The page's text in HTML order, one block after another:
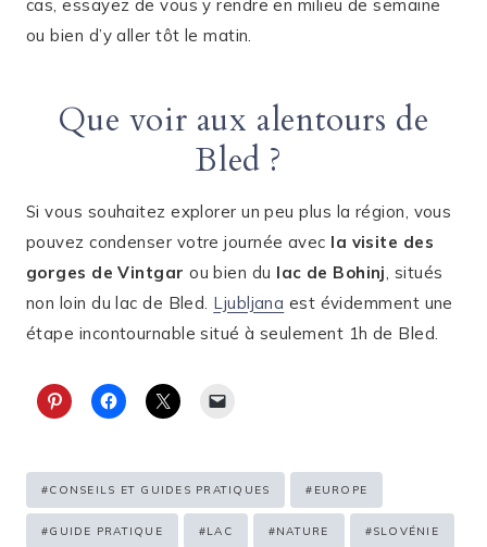
cas, essayez de vous y rendre en milieu de semaine
ou bien d’y aller tôt le matin.
Que voir aux alentours de
Bled ?
Si vous souhaitez explorer un peu plus la région, vous
pouvez condenser votre journée avec la visite des
gorges de Vintgar ou bien du lac de Bohinj , situés
non loin du lac de Bled. Ljubljana est évidemment une
étape incontournable situé à seulement 1h de Bled.
Étiquettes
de
#CONSEILS ET GUIDES PRATIQUES # EUROPE
#GUIDE PRATIQUE #LAC #NATURE #SLOVÉNIE